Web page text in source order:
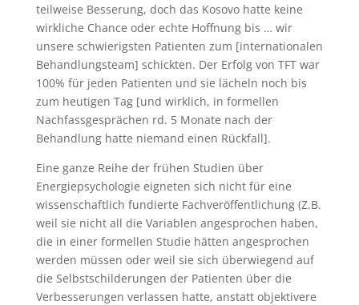
teilweise Besserung, doch das Kosovo hatte keine
wirkliche Chance oder echte Hoffnung bis … wir
unsere schwierigsten Patienten zum [internationalen
Behandlungsteam] schickten. Der Erfolg von TFT war
100% für jeden Patienten und sie lächeln noch bis
zum heutigen Tag [und wirklich, in formellen
Nachfassgesprächen rd. 5 Monate nach der
Behandlung hatte niemand einen Rückfall].
Eine ganze Reihe der frühen Studien über
Energiepsychologie eigneten sich nicht für eine
wissenschaftlich fundierte Fachveröffentlichung (Z.B.
weil sie nicht all die Variablen angesprochen haben,
die in einer formellen Studie hätten angesprochen
werden müssen oder weil sie sich überwiegend auf
die Selbstschilderungen der Patienten über die
Verbesserungen verlassen hatte, anstatt objektivere